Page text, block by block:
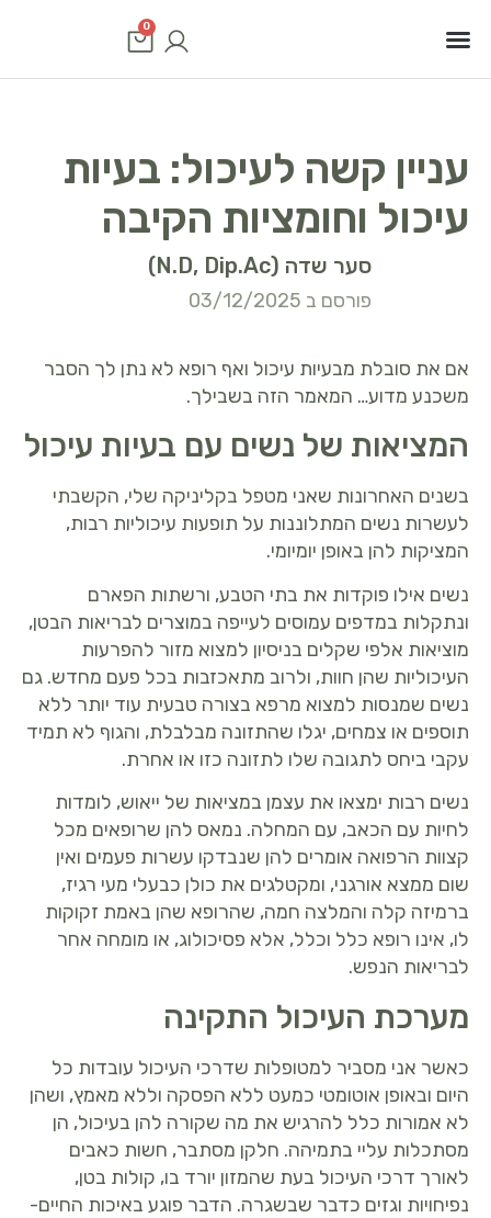
0
עניין קשה לעיכול: בעיות
עיכול וחומציות הקיבה
סער שדה (N.D, Dip.Ac)
פורסם ב 03/12/2025
אם את סובלת מבעיות עיכול ואף רופא לא נתן לך הסבר
משכנע מדוע… המאמר הזה בשבילך.
המציאות של נשים עם בעיות עיכול
בשנים האחרונות שאני מטפל בקליניקה שלי, הקשבתי
לעשרות נשים המתלוננות על תופעות עיכוליות רבות,
המציקות להן באופן יומיומי.
נשים אילו פוקדות את בתי הטבע, ורשתות הפארם
ונתקלות במדפים עמוסים לעייפה במוצרים לבריאות הבטן,
מוציאות אלפי שקלים בניסיון למצוא מזור להפרעות
העיכוליות שהן חוות, ולרוב מתאכזבות בכל פעם מחדש. גם
נשים שמנסות למצוא מרפא בצורה טבעית עוד יותר ללא
תוספים או צמחים, יגלו שהתזונה מבלבלת, והגוף לא תמיד
עקבי ביחס לתגובה שלו לתזונה כזו או אחרת.
נשים רבות ימצאו את עצמן במציאות של ייאוש, לומדות
לחיות עם הכאב, עם המחלה. נמאס להן שרופאים מכל
קצוות הרפואה אומרים להן שנבדקו עשרות פעמים ואין
שום ממצא אורגני, ומקטלגים את כולן כבעלי מעי רגיז,
ברמיזה קלה והמלצה חמה, שהרופא שהן באמת זקוקות
לו, אינו רופא כלל וכלל, אלא פסיכולוג, או מומחה אחר
לבריאות הנפש.
מערכת העיכול התקינה
כאשר אני מסביר למטופלות שדרכי העיכול עובדות כל
היום ובאופן אוטומטי כמעט ללא הפסקה וללא מאמץ, ושהן
לא אמורות כלל להרגיש את מה שקורה להן בעיכול, הן
מסתכלות עליי בתמיהה. חלקן מסתבר, חשות כאבים
לאורך דרכי העיכול בעת שהמזון יורד בו, קולות בטן,
נפיחויות וגזים כדבר שבשגרה. הדבר פוגע באיכות החיים-